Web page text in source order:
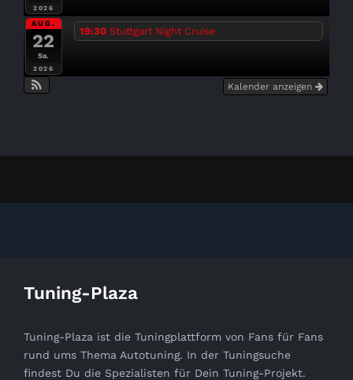
2026
AUG.
22
Sa.
2026
19:30 Stuttgart Night Cruise
Kalender anzeigen
Tuning-Plaza
Tuning-Plaza ist die Tuningplattform von Fans für Fans
rund ums Thema Autotuning. In der Tuningsuche
findest Du die Spezialisten für Dein Tuning-Projekt.